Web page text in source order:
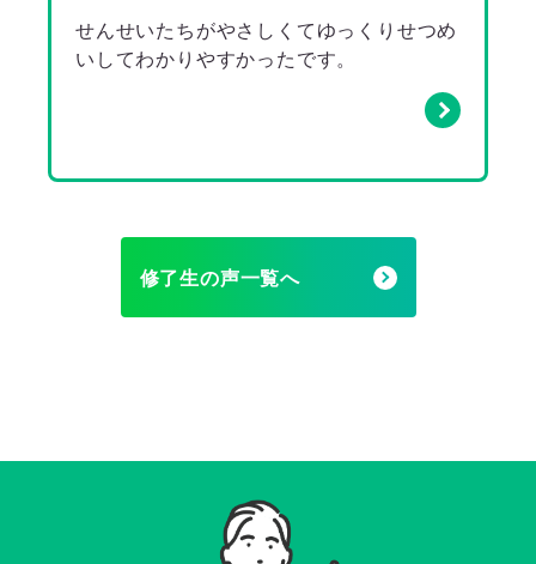
せんせいたちがやさしくてゆっくりせつめ
いしてわかりやすかったです。
修了生の声一覧へ